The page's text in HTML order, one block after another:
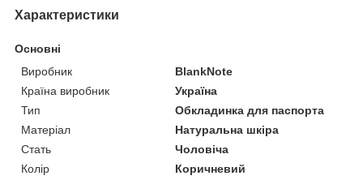
Характеристики
Основні
Виробник
BlankNote
Країна виробник
Україна
Тип
Обкладинка для паспорта
Матеріал
Натуральна шкіра
Стать
Чоловіча
Колір
Коричневий